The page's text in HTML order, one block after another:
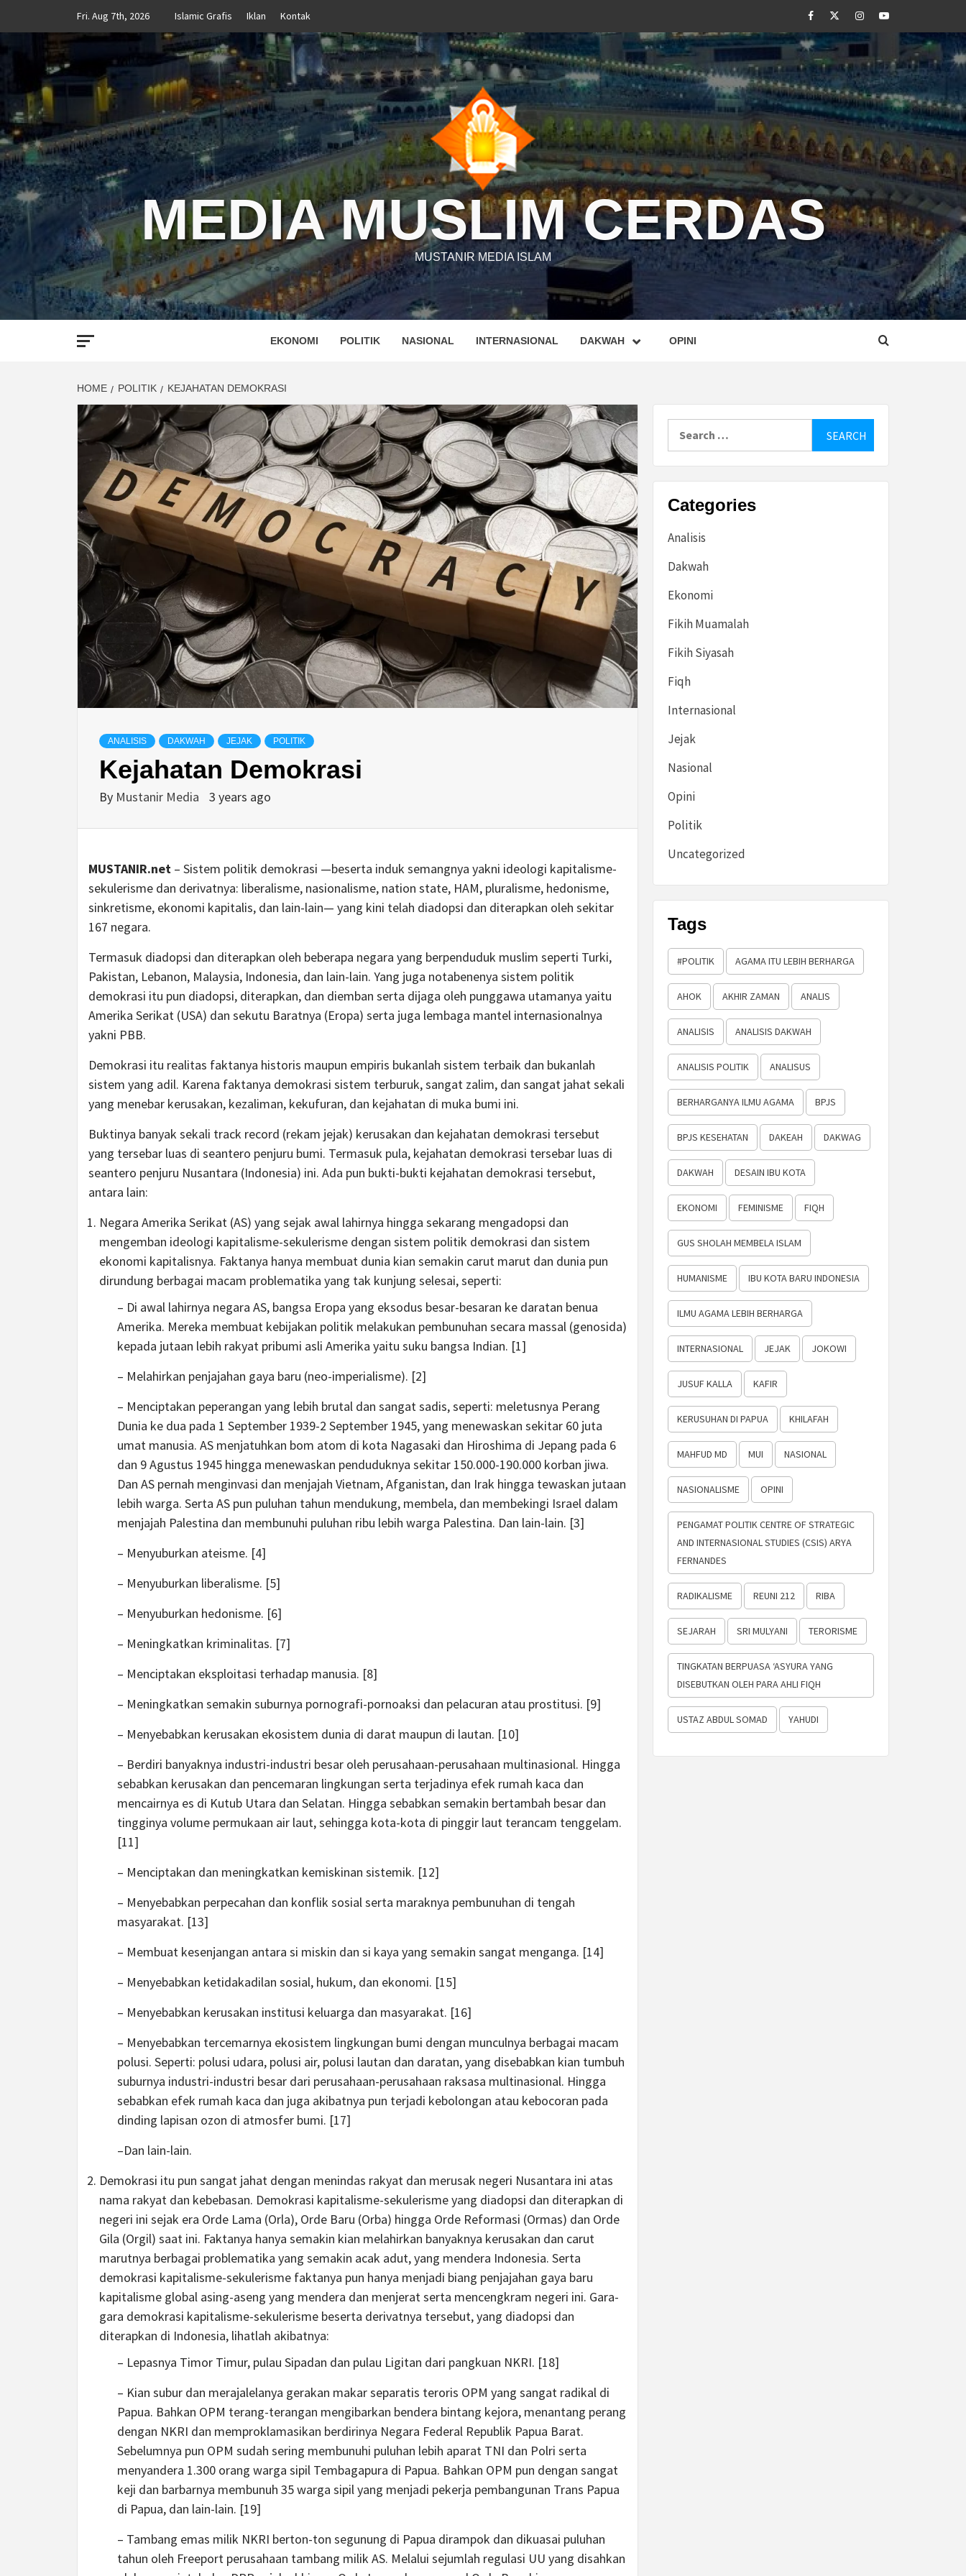
Fri. Aug 7th, 2026 Islamic Grafis Iklan Kontak FacebookTwitterInstagram
Youtube
MEDIA MUSLIM CERDAS
MUSTANIR MEDIA ISLAM
EKONOMI POLITIK NASIONAL INTERNASIONAL DAKWAH OPINI
HOME POLITIK KEJAHATAN DEMOKRASI
ANALISIS DAKWAH JEJAK POLITIK
Kejahatan Demokrasi
By Mustanir Media 3 years ago
MUSTANIR.net – Sistem politik demokrasi —beserta induk semangnya yakni ideologi kapitalisme-
sekulerisme dan derivatnya: liberalisme, nasionalisme, nation state, HAM, pluralisme, hedonisme,
sinkretisme, ekonomi kapitalis, dan lain-lain— yang kini telah diadopsi dan diterapkan oleh sekitar
167 negara.
Termasuk diadopsi dan diterapkan oleh beberapa negara yang berpenduduk muslim seperti Turki,
Pakistan, Lebanon, Malaysia, Indonesia, dan lain-lain. Yang juga notabenenya sistem politik
demokrasi itu pun diadopsi, diterapkan, dan diemban serta dijaga oleh punggawa utamanya yaitu
Amerika Serikat (USA) dan sekutu Baratnya (Eropa) serta juga lembaga mantel internasionalnya
yakni PBB.
Demokrasi itu realitas faktanya historis maupun empiris bukanlah sistem terbaik dan bukanlah
sistem yang adil. Karena faktanya demokrasi sistem terburuk, sangat zalim, dan sangat jahat sekali
yang menebar kerusakan, kezaliman, kekufuran, dan kejahatan di muka bumi ini.
Buktinya banyak sekali track record (rekam jejak) kerusakan dan kejahatan demokrasi tersebut
yang tersebar luas di seantero penjuru bumi. Termasuk pula, kejahatan demokrasi tersebar luas di
seantero penjuru Nusantara (Indonesia) ini. Ada pun bukti-bukti kejahatan demokrasi tersebut,
antara lain:
Negara Amerika Serikat (AS) yang sejak awal lahirnya hingga sekarang mengadopsi dan
mengemban ideologi kapitalisme-sekulerisme dengan sistem politik demokrasi dan sistem
ekonomi kapitalisnya. Faktanya hanya membuat dunia kian semakin carut marut dan dunia pun
dirundung berbagai macam problematika yang tak kunjung selesai, seperti:
– Di awal lahirnya negara AS, bangsa Eropa yang eksodus besar-besaran ke daratan benua
Amerika. Mereka membuat kebijakan politik melakukan pembunuhan secara massal (genosida)
kepada jutaan lebih rakyat pribumi asli Amerika yaitu suku bangsa Indian. [1]
– Melahirkan penjajahan gaya baru (neo-imperialisme). [2]
– Menciptakan peperangan yang lebih brutal dan sangat sadis, seperti: meletusnya Perang
Dunia ke dua pada 1 September 1939-2 September 1945, yang menewaskan sekitar 60 juta
umat manusia. AS menjatuhkan bom atom di kota Nagasaki dan Hiroshima di Jepang pada 6
dan 9 Agustus 1945 hingga menewaskan penduduknya sekitar 150.000-190.000 korban jiwa.
Dan AS pernah menginvasi dan menjajah Vietnam, Afganistan, dan Irak hingga tewaskan jutaan
lebih warga. Serta AS pun puluhan tahun mendukung, membela, dan membekingi Israel dalam
menjajah Palestina dan membunuhi puluhan ribu lebih warga Palestina. Dan lain-lain. [3]
– Menyuburkan ateisme. [4]
– Menyuburkan liberalisme. [5]
– Menyuburkan hedonisme. [6]
– Meningkatkan kriminalitas. [7]
– Menciptakan eksploitasi terhadap manusia. [8]
– Meningkatkan semakin suburnya pornografi-pornoaksi dan pelacuran atau prostitusi. [9]
– Menyebabkan kerusakan ekosistem dunia di darat maupun di lautan. [10]
– Berdiri banyaknya industri-industri besar oleh perusahaan-perusahaan multinasional. Hingga
sebabkan kerusakan dan pencemaran lingkungan serta terjadinya efek rumah kaca dan
mencairnya es di Kutub Utara dan Selatan. Hingga sebabkan semakin bertambah besar dan
tingginya volume permukaan air laut, sehingga kota-kota di pinggir laut terancam tenggelam.
[11]
– Menciptakan dan meningkatkan kemiskinan sistemik. [12]
– Menyebabkan perpecahan dan konflik sosial serta maraknya pembunuhan di tengah
masyarakat. [13]
– Membuat kesenjangan antara si miskin dan si kaya yang semakin sangat menganga. [14]
– Menyebabkan ketidakadilan sosial, hukum, dan ekonomi. [15]
– Menyebabkan kerusakan institusi keluarga dan masyarakat. [16]
– Menyebabkan tercemarnya ekosistem lingkungan bumi dengan munculnya berbagai macam
polusi. Seperti: polusi udara, polusi air, polusi lautan dan daratan, yang disebabkan kian tumbuh
suburnya industri-industri besar dari perusahaan-perusahaan raksasa multinasional. Hingga
sebabkan efek rumah kaca dan juga akibatnya pun terjadi kebolongan atau kebocoran pada
dinding lapisan ozon di atmosfer bumi. [17]
–Dan lain-lain.
Demokrasi itu pun sangat jahat dengan menindas rakyat dan merusak negeri Nusantara ini atas
nama rakyat dan kebebasan. Demokrasi kapitalisme-sekulerisme yang diadopsi dan diterapkan di
negeri ini sejak era Orde Lama (Orla), Orde Baru (Orba) hingga Orde Reformasi (Ormas) dan Orde
Gila (Orgil) saat ini. Faktanya hanya semakin kian melahirkan banyaknya kerusakan dan carut
marutnya berbagai problematika yang semakin acak adut, yang mendera Indonesia. Serta
demokrasi kapitalisme-sekulerisme faktanya pun hanya menjadi biang penjajahan gaya baru
kapitalisme global asing-aseng yang mendera dan menjerat serta mencengkram negeri ini. Gara-
gara demokrasi kapitalisme-sekulerisme beserta derivatnya tersebut, yang diadopsi dan
diterapkan di Indonesia, lihatlah akibatnya:
– Lepasnya Timor Timur, pulau Sipadan dan pulau Ligitan dari pangkuan NKRI. [18]
– Kian subur dan merajalelanya gerakan makar separatis teroris OPM yang sangat radikal di
Papua. Bahkan OPM terang-terangan mengibarkan bendera bintang kejora, menantang perang
dengan NKRI dan memproklamasikan berdirinya Negara Federal Republik Papua Barat.
Sebelumnya pun OPM sudah sering membunuhi puluhan lebih aparat TNI dan Polri serta
menyandera 1.300 orang warga sipil Tembagapura di Papua. Bahkan OPM pun dengan sangat
keji dan barbarnya membunuh 35 warga sipil yang menjadi pekerja pembangunan Trans Papua
di Papua, dan lain-lain. [19]
– Tambang emas milik NKRI berton-ton segunung di Papua dirampok dan dikuasai puluhan
tahun oleh Freeport perusahaan tambang milik AS. Melalui sejumlah regulasi UU yang disahkan
Categories
Analisis
Dakwah
Ekonomi
Fikih Muamalah
Fikih Siyasah
Fiqh
Internasional
Jejak
Nasional
Opini
Politik
Uncategorized
Tags
#POLITIK AGAMA ITU LEBIH BERHARGA
AHOK AKHIR ZAMAN ANALIS
ANALISIS ANALISIS DAKWAH
ANALISIS POLITIK ANALISUS
BERHARGANYA ILMU AGAMA BPJS
BPJS KESEHATAN DAKEAH DAKWAG
DAKWAH DESAIN IBU KOTA
EKONOMI FEMINISME FIQH
GUS SHOLAH MEMBELA ISLAM
HUMANISME IBU KOTA BARU INDONESIA
ILMU AGAMA LEBIH BERHARGA
INTERNASIONAL JEJAK JOKOWI
JUSUF KALLA KAFIR
KERUSUHAN DI PAPUA KHILAFAH
MAHFUD MD MUI NASIONAL
NASIONALISME OPINI
PENGAMAT POLITIK CENTRE OF STRATEGIC
AND INTERNASIONAL STUDIES (CSIS) ARYA
FERNANDES
RADIKALISME REUNI 212 RIBA
SEJARAH SRI MULYANI TERORISME
TINGKATAN BERPUASA ‘ASYURA YANG
DISEBUTKAN OLEH PARA AHLI FIQH
USTAZ ABDUL SOMAD YAHUDI